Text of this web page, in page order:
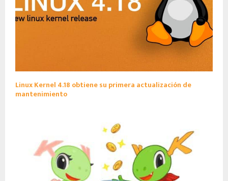
Linux Kernel 4.18 obtiene su primera actualización de
mantenimiento